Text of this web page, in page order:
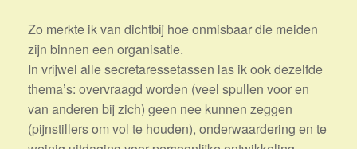
Zo merkte ik van dichtbij hoe onmisbaar die meiden
zijn binnen een organisatie.
In vrijwel alle secretaressetassen las ik ook dezelfde
thema’s: overvraagd worden (veel spullen voor en
van anderen bij zich) geen nee kunnen zeggen
(pijnstillers om vol te houden), onderwaardering en te